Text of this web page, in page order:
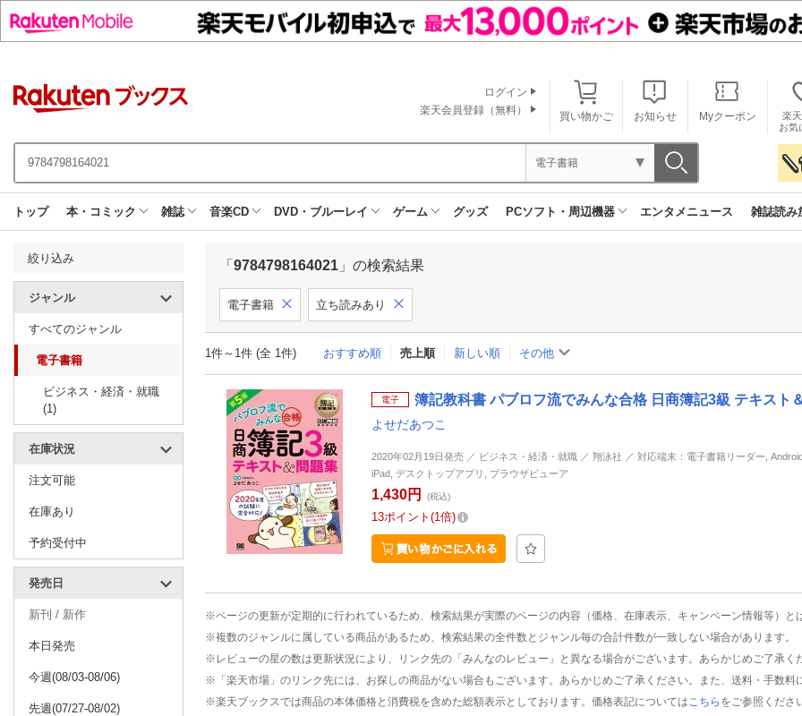
買い物かご お知らせ Myクーポン
楽
お気
ログイン
楽天会員登録（無料）
電子書籍
トップ 本・コミック 雑誌 音楽CD DVD・ブルーレイ ゲーム グッズ PCソフト・周辺機器 エンタメニュース 雑誌読み
絞り込み
ジャンル
すべてのジャンル
電子書籍
ビジネス・経済・就職
(1)
在庫状況
注文可能
在庫あり
予約受付中
発売日
新刊 / 新作
本日発売
今週(08/03-08/06)
先週(07/27-08/02)
「 9784798164021 」の検索結果
電子書籍 立ち読みあり
1件～1件 (全 1件) おすすめ順 売上順 新しい順 その他
電子 簿記教科書 パブロフ流でみんな合格 日商簿記3級 テキスト
よせだあつこ
2020年02月19日発売 ／ ビジネス・経済・就職 ／ 翔泳社 ／ 対応端末：電子書籍リーダー,
iPad, デスクトップアプリ, ブラウザビューア
1,430円 (税込)
13ポイント 1倍
※ページの更新が定期的に行われているため、検索結果が実際のページの内容（価格、在庫表示、キャンペーン情報等）と
※複数のジャンルに属している商品があるため、検索結果の全件数とジャンル毎の合計件数が一致しない場合があります。
※レビューの星の数は更新状況により、リンク先の「みんなのレビュー」と異なる場合がございます。あらかじめご了承く
※「楽天市場」のリンク先には、お探しの商品がない場合もございます。あらかじめご了承ください。また、送料・手数料
※楽天ブックスでは商品の本体価格と消費税を含めた総額表示としております。価格表記については こちら をご参照くださ